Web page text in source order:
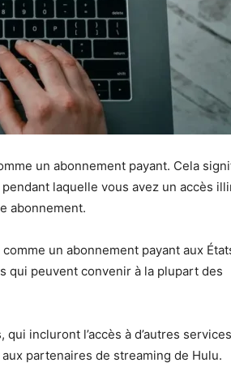
un abonnement payant. Cela
laquelle vous avez un accès
abonnement.
un abonnement payant aux
qui peuvent convenir à la plupart des
incluront l’accès à d’autres
partenaires de streaming de Hulu.